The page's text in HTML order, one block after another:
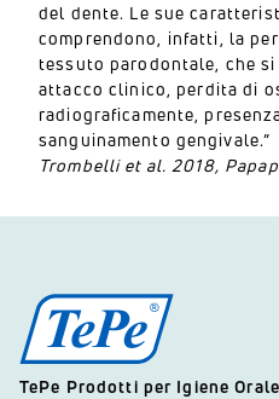
del dente. Le sue
comprendono, infatti, la
tessuto parodontale, che
attacco clinico, perdita di
radiograficamente,
sanguinamento gengivale.”
Trombelli et al. 2018,
TePe Prodotti per Igiene